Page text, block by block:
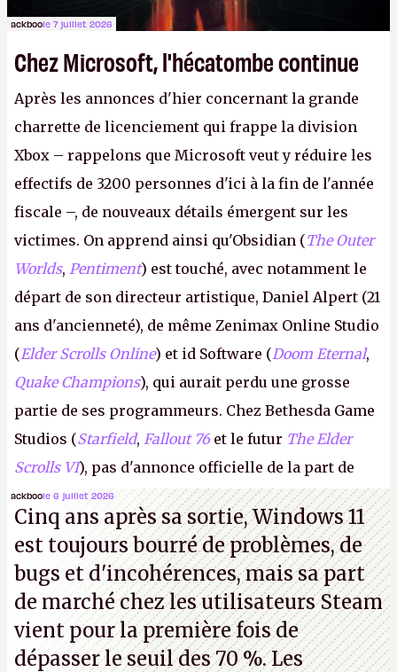
ackboole 7 juillet 2026
Chez Microsoft, l'hécatombe continue
Après les annonces d'hier concernant la grande
charrette de licenciement qui frappe la division
Xbox – rappelons que Microsoft veut y réduire les
effectifs de 3200 personnes d'ici à la fin de l'année
fiscale –, de nouveaux détails émergent sur les
victimes. On apprend ainsi qu'Obsidian (The Outer
Worlds, Pentiment) est touché, avec notamment le
départ de son directeur artistique, Daniel Alpert (21
ans d'ancienneté), de même Zenimax Online Studio
(Elder Scrolls Online) et id Software (Doom Eternal,
Quake Champions), qui aurait perdu une grosse
partie de ses programmeurs. Chez Bethesda Game
Studios (Starfield, Fallout 76 et le futur The Elder
Scrolls VI), pas d'annonce officielle de la part de
Microsoft, mais le syndicat des employés confirme
de nombreux licenciements.A.
ackboole 6 juillet 2026
Cinq ans après sa sortie, Windows 11
est toujours bourré de problèmes, de
bugs et d'incohérences, mais sa part
de marché chez les utilisateurs Steam
vient pour la première fois de
dépasser le seuil des 70 %. Les